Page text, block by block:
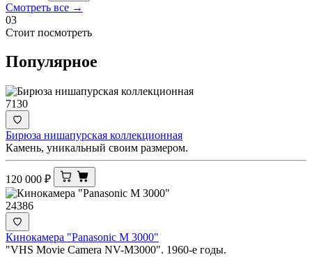
Смотреть все →
03
Стоит посмотреть
Популярное
7130
Бирюза нишапурская коллекционная
Камень, уникальный своим размером.
120 000 ₽
24386
Кинокамера "Panasonic M 3000"
"VHS Movie Camera NV-M3000". 1960-е годы.